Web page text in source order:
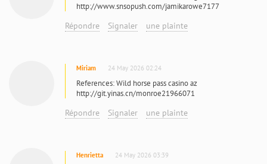
http://www.snsopush.com/jamikarowe7177
Répondre Signaler une plainte
Miriam 24 May 2026 02:24
References: Wild horse pass casino az
http://git.yinas.cn/monroe21966071
Répondre Signaler une plainte
Henrietta 24 May 2026 03:39